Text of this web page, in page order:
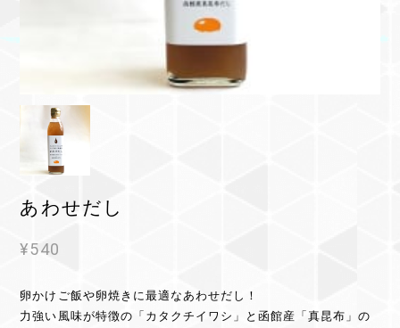
あわせだし
¥540
卵かけご飯や卵焼きに最適なあわせだし！
力強い風味が特徴の「カタクチイワシ」と函館産「真昆布」の